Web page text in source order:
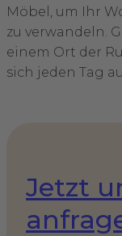
Möbel, um Ihr
zu verwandeln.
einem Ort der
sich jeden Tag
Jetzt